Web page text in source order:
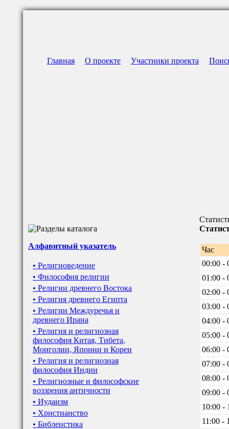
Главная О проекте Участники проекта
Алфавитный указатель
• Религиоведение
• Философия религии
• Религии древнего Востока
• Религия древнего Египта
• Религии Междуречья и
древнего Ирана
• Религия и религиозная
философия Китая, Тибета,
Монголии, Японии и Кореи
• Религия и религиозная
философия Индии
• Религиозные и философские
воззрения античности
• Иудаизм
• Христианство
• Библеистика
Час
00:00 -
01:00 -
02:00 -
03:00 -
04:00 -
05:00 -
06:00 -
07:00 -
08:00 -
09:00 -
10:00 -
11:00 -